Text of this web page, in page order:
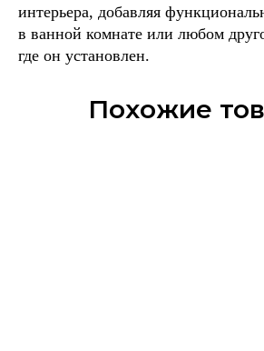
интерьера, добавляя
в ванной комнате или любом
где он установлен.
Похожие